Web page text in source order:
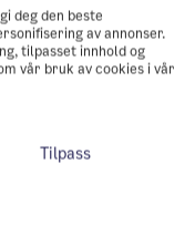
deg den beste
av annonser.
tilpasset innhold og
vår bruk av cookies i vår
Tilpass